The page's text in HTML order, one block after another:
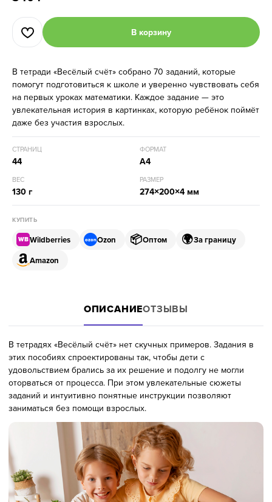
В корзину
В тетради «Весёлый счёт» собрано 70 заданий, которые
помогут подготовиться к школе и уверенно чувствовать себя
на первых уроках математики. Каждое задание — это
увлекательная история в картинках, которую ребёнок поймёт
даже без участия взрослых.
СТРАНИЦ
44
ФОРМАТ
А4
ВЕС
130 г
РАЗМЕР
274×200×4 мм
КУПИТЬ
WBWildberries ozonOzon 📦Оптом 🌍За границу
Amazon
ОПИСАНИЕОТЗЫВЫ
В тетрадях «Весёлый счёт» нет скучных примеров. Задания в
этих пособиях спроектированы так, чтобы дети с
удовольствием брались за их решение и подолгу не могли
оторваться от процесса. При этом увлекательные сюжеты
заданий и интуитивно понятные инструкции позволяют
заниматься без помощи взрослых.